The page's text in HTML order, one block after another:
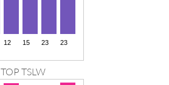
TOP TSLW